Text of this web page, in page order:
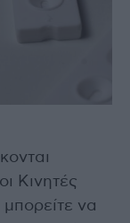
Κινητές
να